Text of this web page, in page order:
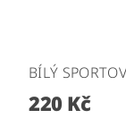
BÍLÝ
220 Kč